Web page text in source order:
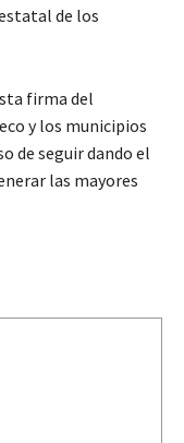
de los
firma del
y los municipios
de seguir dando el
las mayores